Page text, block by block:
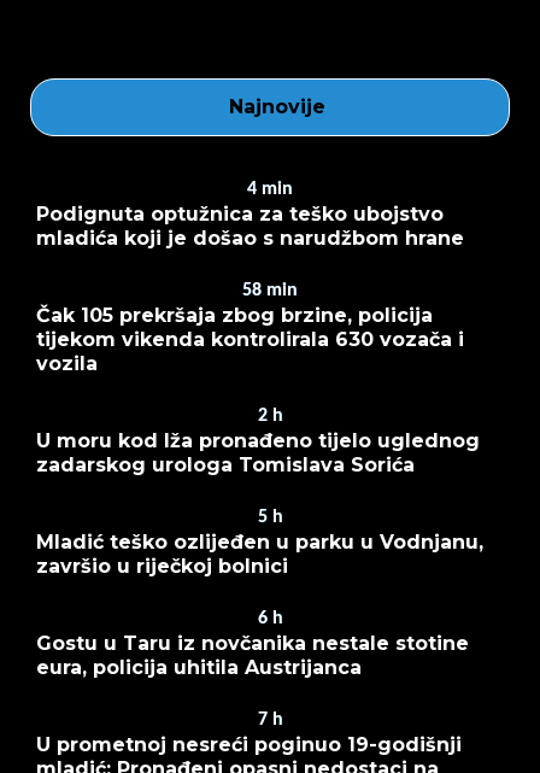
Najnovije
4 min
Podignuta optužnica za teško ubojstvo
mladića koji je došao s narudžbom hrane
58 min
Čak 105 prekršaja zbog brzine, policija
tijekom vikenda kontrolirala 630 vozača i
vozila
2 h
U moru kod Iža pronađeno tijelo uglednog
zadarskog urologa Tomislava Sorića
5 h
Mladić teško ozlijeđen u parku u Vodnjanu,
završio u riječkoj bolnici
6 h
Gostu u Taru iz novčanika nestale stotine
eura, policija uhitila Austrijanca
7 h
U prometnoj nesreći poginuo 19-godišnji